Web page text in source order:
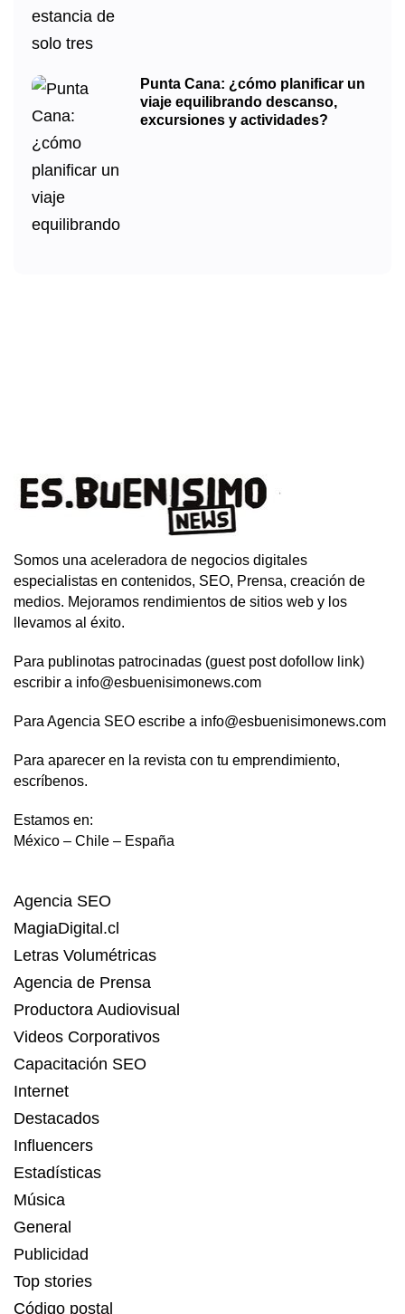
Punta Cana: ¿cómo planificar un
viaje equilibrando descanso,
excursiones y actividades?
Somos una aceleradora de negocios digitales
especialistas en contenidos, SEO, Prensa, creación de
medios. Mejoramos rendimientos de sitios web y los
llevamos al éxito.
Para publinotas patrocinadas (guest post dofollow link)
escribir a info@esbuenisimonews.com
Para Agencia SEO escribe a info@esbuenisimonews.com
Para aparecer en la revista con tu emprendimiento,
escríbenos.
Estamos en:
México – Chile – España
Agencia SEO
MagiaDigital.cl
Letras Volumétricas
Agencia de Prensa
Productora Audiovisual
Videos Corporativos
Capacitación SEO
Internet
Destacados
Influencers
Estadísticas
Música
General
Publicidad
Top stories
Código postal